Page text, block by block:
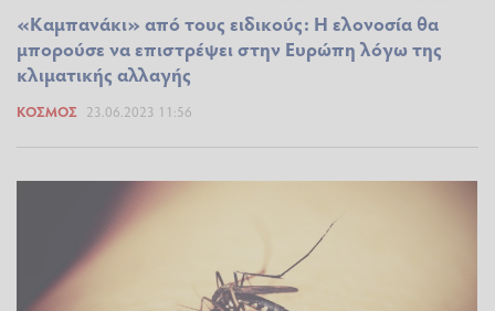
«Καμπανάκι» από τους ειδικούς: Η ελονοσία θα
μπορούσε να επιστρέψει στην Ευρώπη λόγω της
κλιματικής αλλαγής
ΚΌΣΜΟΣ 23.06.2023 11:56